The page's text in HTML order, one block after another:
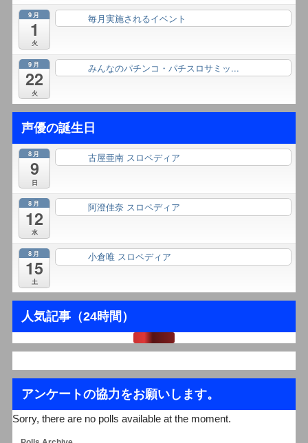
9月
1
火
毎月実施されるイベント
9月
22
火
みんなのパチンコ・パチスロサミッ...
声優の誕生日
8月
9
日
古屋亜南 スロペディア
8月
12
水
阿澄佳奈 スロペディア
8月
15
土
小倉唯 スロペディア
人気記事（24時間）
アンケートの協力をお願いします。
Sorry, there are no polls available at the moment.